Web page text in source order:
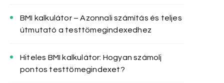
BMI kalkulátor – Azonnali számítás és teljes
útmutató a testtömegindexedhez
Hiteles BMI kalkulátor: Hogyan számolj
pontos testtömegindexet?